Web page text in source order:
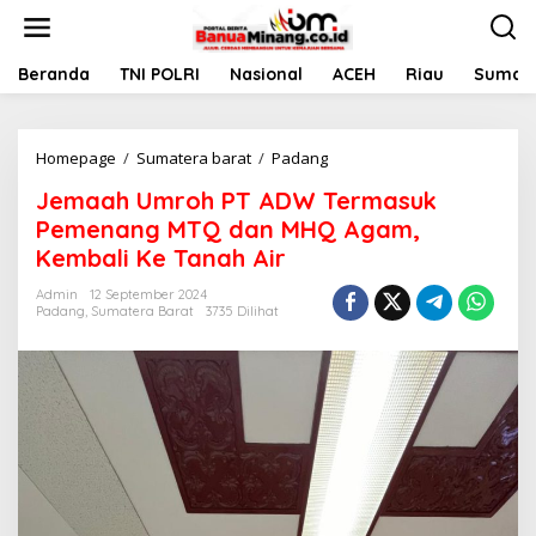
t
Beranda TNI POLRI Nasional ACEH Riau
Homepage / Sumatera barat / Padang
m
a
a
U
m
o
h
P
T
A
D
W
Jemaah Umroh PT ADW Termasuk
Pemenang MTQ dan MHQ Agam,
Kembali Ke Tanah Air
Admin
12 September 2024
Padang, Sumatera Barat 3735 Dilihat